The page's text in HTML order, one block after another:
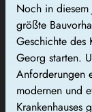
Noch in diesem
größte
Geschichte des
Georg starten.
Anforderungen
modernen und
Krankenhauses